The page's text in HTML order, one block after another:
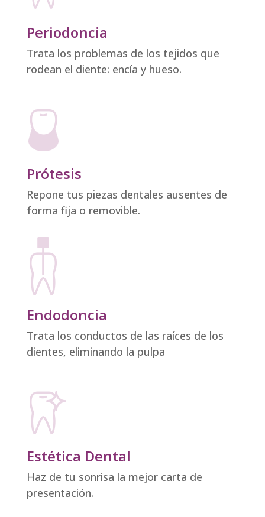
Periodoncia
Trata los problemas de los tejidos que
rodean el diente: encía y hueso.
Prótesis
Repone tus piezas dentales ausentes de
forma fija o removible.
Endodoncia
Trata los conductos de las raíces de los
dientes, eliminando la pulpa
Estética Dental
Haz de tu sonrisa la mejor carta de
presentación.